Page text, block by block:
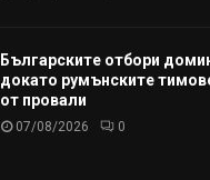
Българските отбори
докато румънските
от провали
07/08/2026 0